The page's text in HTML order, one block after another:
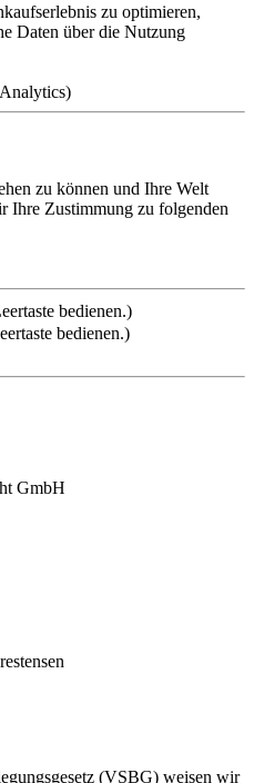
zu optimieren,
Daten über die Nutzung
zu können und Ihre Welt
Ihre Zustimmung zu folgenden
bedienen.)
bedienen.)
GmbH
(VSBG) weisen wir